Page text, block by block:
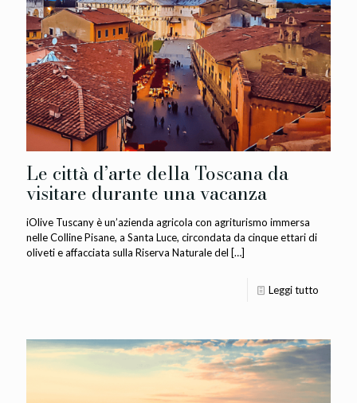
Le città d’arte della Toscana da
visitare durante una vacanza
iOlive Tuscany è un’azienda agricola con agriturismo immersa
nelle Colline Pisane, a Santa Luce, circondata da cinque ettari di
oliveti e affacciata sulla Riserva Naturale del […]
Leggi tutto